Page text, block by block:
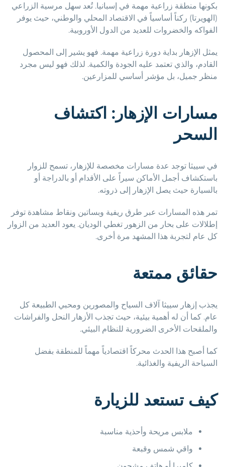
بكونها منطقة زراعية مهمة في إسبانيا. تُعد سهل مرسية الزراعي
(الهويرتا) ركناً أساسياً في الاقتصاد المحلي والوطني، حيث يوفر
الفواكه والخضروات للعديد من الدول الأوروبية.
يمثل الإزهار بداية دورة زراعية مهمة. فهو يشير إلى المحصول
القادم، والذي تعتمد عليه الجودة والكمية. لذلك فهو ليس مجرد
منظر جميل، بل مؤشر أساسي للمزارعين.
مسارات الإزهار: اكتشاف
السحر
في سييثا توجد عدة مسارات مخصصة للإزهار، تسمح للزوار
باستكشاف أجمل الأماكن سيراً على الأقدام أو بالدراجة أو
بالسيارة حيث يصل الإزهار إلى ذروته.
تمر هذه المسارات عبر طرق ريفية وبساتين ونقاط مشاهدة توفر
إطلالات على بحار من الزهور تغطي الوديان. يعود العديد من الزوار
كل عام لتجربة هذا المشهد مرة أخرى.
حقائق ممتعة
يجذب إزهار سييثا آلاف السياح والمصورين ومحبي الطبيعة كل
عام. كما أن له أهمية بيئية، حيث تجذب الأزهار النحل والفراشات
والملقحات الأخرى الضرورية للنظام البيئي.
كما أصبح هذا الحدث محركاً اقتصادياً مهماً للمنطقة بفضل
السياحة الريفية والغذائية.
كيف تستعد للزيارة
ملابس مريحة وأحذية مناسبة
واقي شمس وقبعة